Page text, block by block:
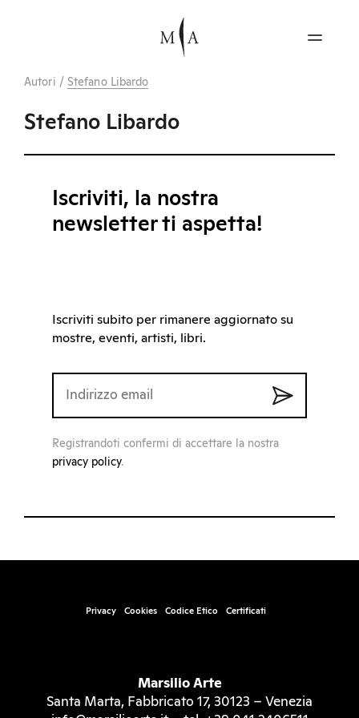
Autori / Stefano Libardo
Stefano Libardo
Iscriviti, la nostra
newsletter ti aspetta!
Iscriviti subito per rimanere aggiornato su
mostre, eventi, artisti, libri.
Registrandoti confermi di accettare la nostra
privacy policy.
Privacy Cookies Codice Etico Certificati
Marsilio Arte
Santa Marta, Fabbricato 17, 30123 – Venezia